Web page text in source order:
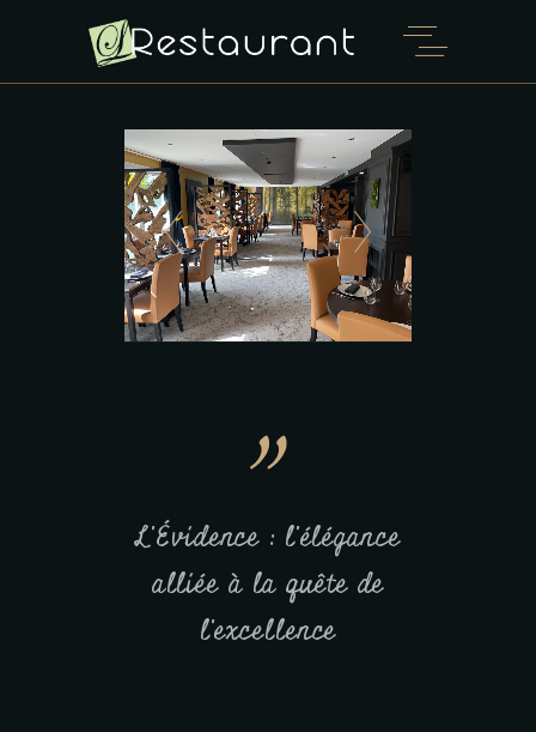
L'Évidence : l'élégance
alliée à la quête de
l'excellence